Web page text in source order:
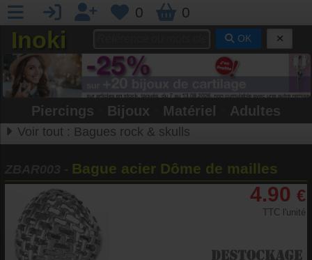
0 0
Inoki OK
Piercings Bijoux Matériel Adultes
Voir tout : Bagues rock & skulls
Bague acier Dôme de mailles
4.90 €
TTC l'unité